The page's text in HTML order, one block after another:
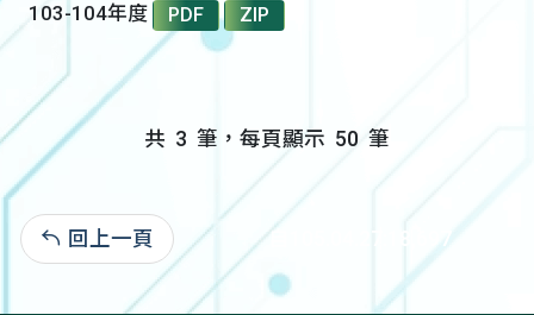
103-104年度
PDF ZIP
共 3 筆，每頁顯示 50 筆
回上一頁 自105.04.27:18,697